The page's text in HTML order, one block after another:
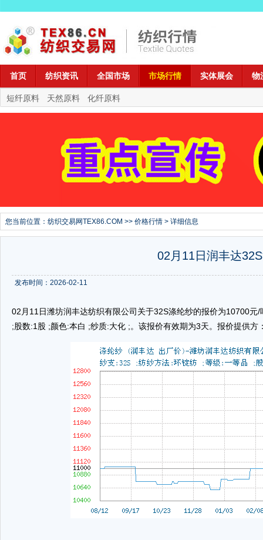
首页 纺织资讯 全国市场 市场行情 实体展会 物
短纤原料 天然原料 化纤原料
您当前位置： 纺织交易网TEX86.COM >> 价格行情 > 详细信息
02月11日润丰达
发布时间：2026-02-11
02月11日潍坊润丰达纺织有限公司关于32S涤纶纱的报价为10700
;股数:1股 ;颜色:本白 ;纱质:大化 ;。该报价有效期为3天。报价提供方